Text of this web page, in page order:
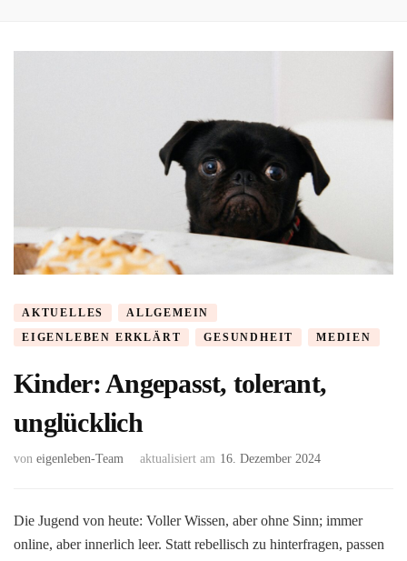
AKTUELLES
ALLGEMEIN
EIGENLEBEN ERKLÄRT
GESUNDHEIT MEDIEN
Kinder: Angepasst, tolerant,
unglücklich
von eigenleben-Team aktualisiert am 16. Dezember 2024
Die Jugend von heute: Voller Wissen, aber ohne Sinn; immer
online, aber innerlich leer. Statt rebellisch zu hinterfragen, passen